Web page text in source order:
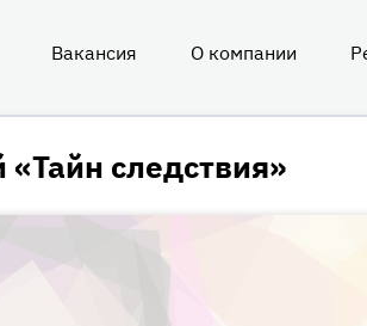
Вакансия О компании
следствия»